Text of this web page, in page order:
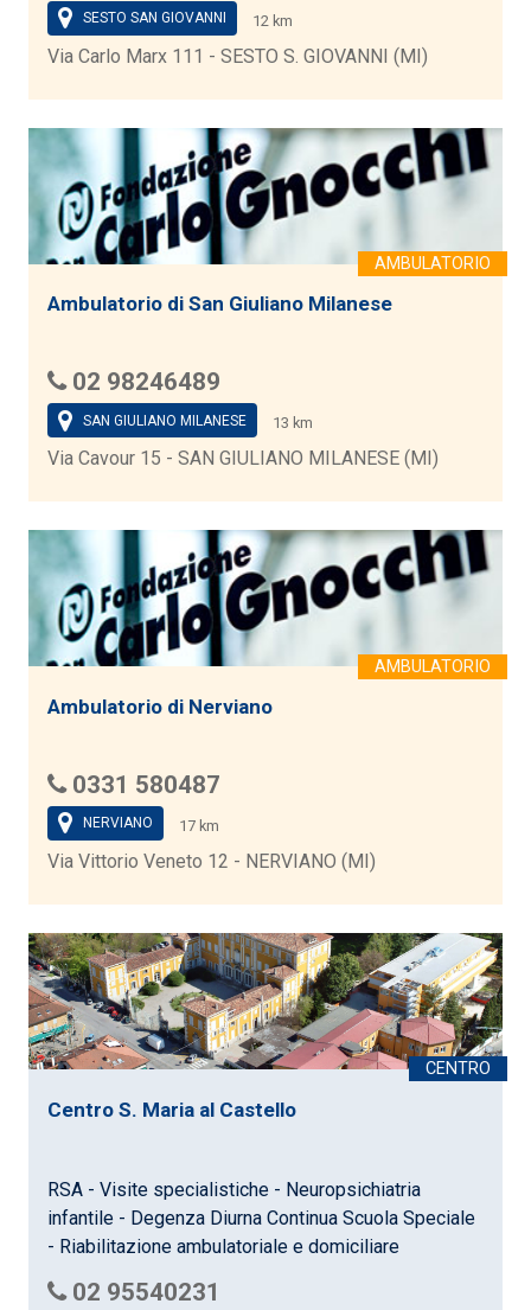
SESTO SAN GIOVANNI 12 km
Via Carlo Marx 111 - SESTO S. GIOVANNI (MI)
Ambulatorio di San Giuliano Milanese
02 98246489
SAN GIULIANO MILANESE 13 km
Via Cavour 15 - SAN GIULIANO MILANESE (MI)
Ambulatorio di Nerviano
0331 580487
NERVIANO 17 km
Via Vittorio Veneto 12 - NERVIANO (MI)
Centro S. Maria al Castello
RSA - Visite specialistiche - Neuropsichiatria
infantile - Degenza Diurna Continua Scuola Speciale
- Riabilitazione ambulatoriale e domiciliare
02 95540231